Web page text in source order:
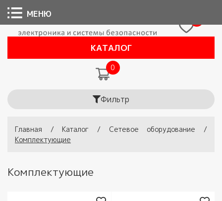
КАТАЛОГ
0
Фильтр
Вы здесь
Главная / Каталог / Сетевое оборудование
/
Комплектующие
Комплектующие
МЕНЮ